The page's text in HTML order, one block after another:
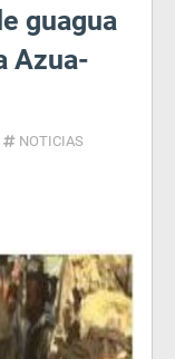
guagua
Azua-
NOTICIAS